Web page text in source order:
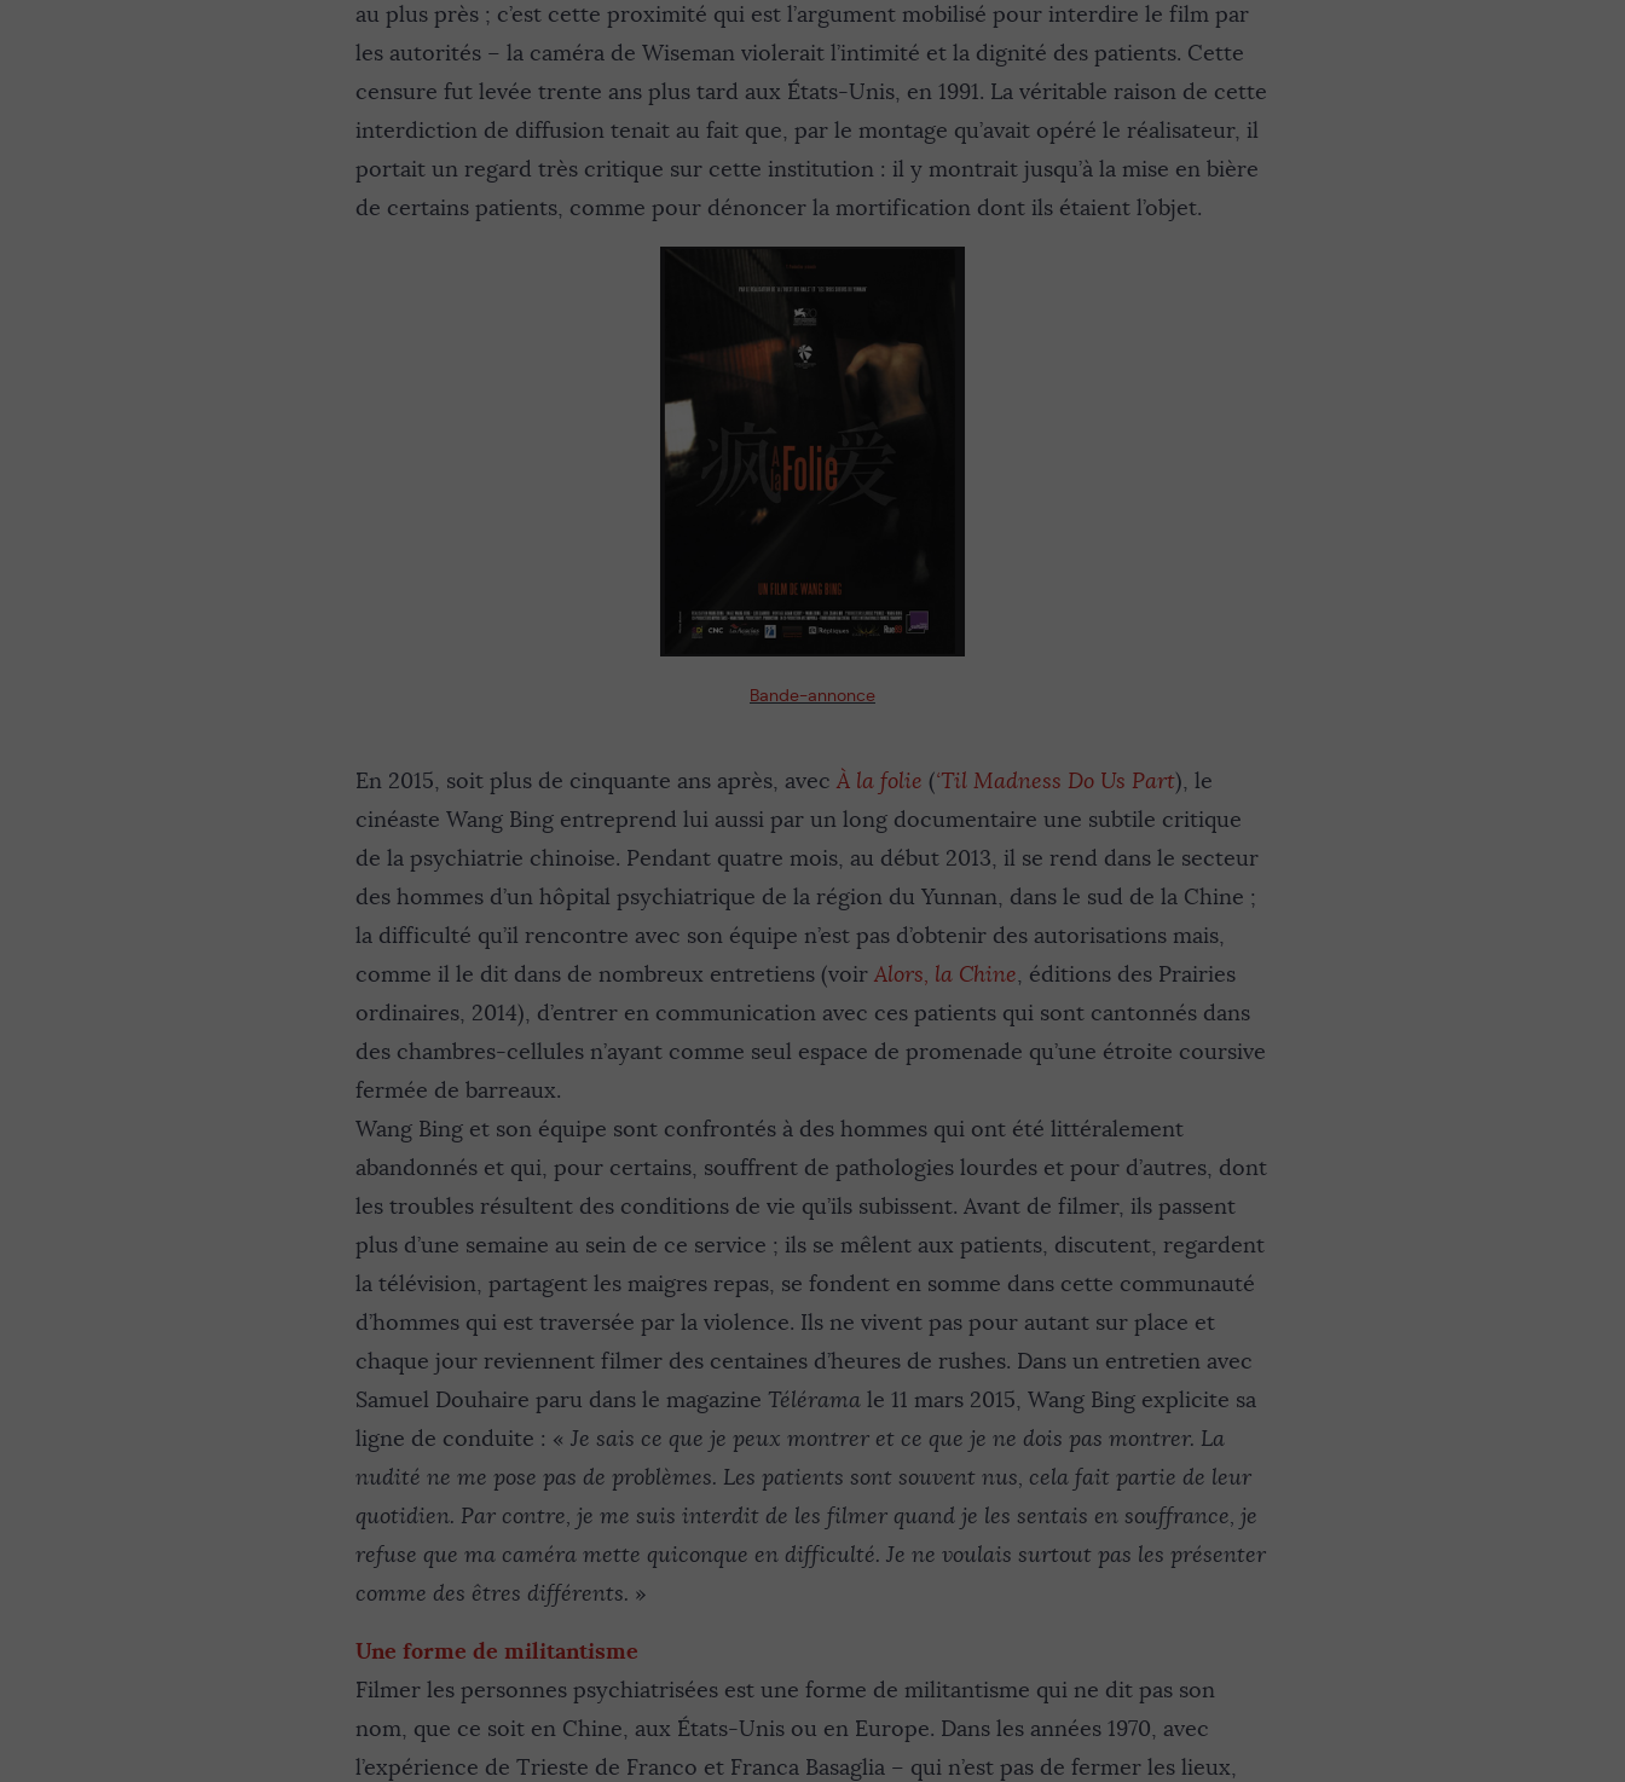
au plus près ; c’est cette proximité qui est l’argument mobilisé pour interdire le film par
les autorités – la caméra de Wiseman violerait l’intimité et la dignité des patients. Cette
censure fut levée trente ans plus tard aux États-Unis, en 1991. La véritable raison de cette
interdiction de diffusion tenait au fait que, par le montage qu’avait opéré le réalisateur, il
portait un regard très critique sur cette institution : il y montrait jusqu’à la mise en bière
de certains patients, comme pour dénoncer la mortification dont ils étaient l’objet.
Bande-annonce
En 2015, soit plus de cinquante ans après, avec À la folie (‘Til Madness Do Us Part), le
cinéaste Wang Bing entreprend lui aussi par un long documentaire une subtile critique
de la psychiatrie chinoise. Pendant quatre mois, au début 2013, il se rend dans le secteur
des hommes d’un hôpital psychiatrique de la région du Yunnan, dans le sud de la Chine ;
la difficulté qu’il rencontre avec son équipe n’est pas d’obtenir des autorisations mais,
comme il le dit dans de nombreux entretiens (voir Alors, la Chine, éditions des Prairies
ordinaires, 2014), d’entrer en communication avec ces patients qui sont cantonnés dans
des chambres-cellules n’ayant comme seul espace de promenade qu’une étroite coursive
fermée de barreaux.
Wang Bing et son équipe sont confrontés à des hommes qui ont été littéralement
abandonnés et qui, pour certains, souffrent de pathologies lourdes et pour d’autres, dont
les troubles résultent des conditions de vie qu’ils subissent. Avant de filmer, ils passent
plus d’une semaine au sein de ce service ; ils se mêlent aux patients, discutent, regardent
la télévision, partagent les maigres repas, se fondent en somme dans cette communauté
d’hommes qui est traversée par la violence. Ils ne vivent pas pour autant sur place et
chaque jour reviennent filmer des centaines d’heures de rushes. Dans un entretien avec
Samuel Douhaire paru dans le magazine Téléramale 11 mars 2015, Wang Bing explicite sa
ligne de conduite : « Je sais ce que je peux montrer et ce que je ne dois pas montrer. La
nudité ne me pose pas de problèmes. Les patients sont souvent nus, cela fait partie de leur
quotidien. Par contre, je me suis interdit de les filmer quand je les sentais en souffrance, je
refuse que ma caméra mette quiconque en difficulté. Je ne voulais surtout pas les présenter
comme des êtres différents. »
Une forme de militantisme
Filmer les personnes psychiatrisées est une forme de militantisme qui ne dit pas son
nom, que ce soit en Chine, aux États-Unis ou en Europe. Dans les années 1970, avec
l’expérience de Trieste de Franco et Franca Basaglia – qui n’est pas de fermer les lieux,